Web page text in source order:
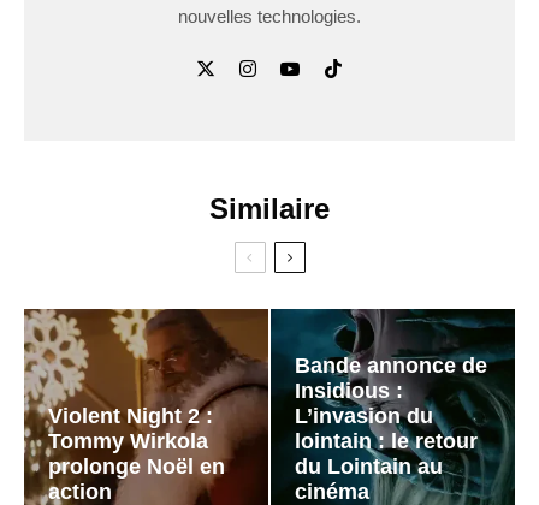
nouvelles technologies.
Similaire
Violent Night 2 :
Tommy Wirkola
prolonge Noël en
action
Bande annonce de
Insidious :
L’invasion du
lointain : le retour
du Lointain au
cinéma